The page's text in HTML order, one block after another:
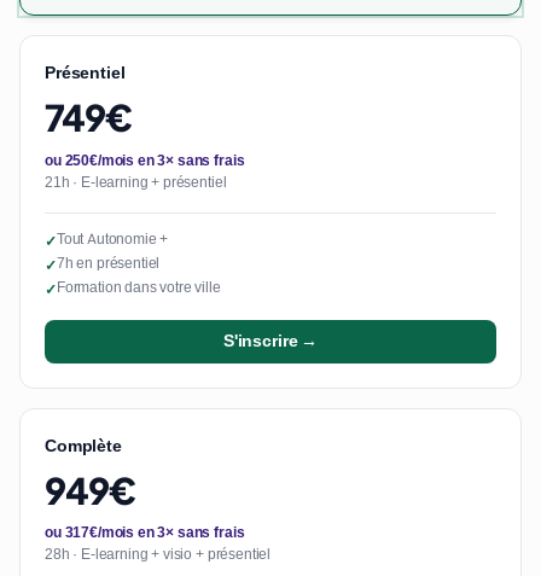
Présentiel
749€
ou 250€/mois en 3× sans frais
21h · E-learning + présentiel
✓Tout Autonomie +
✓7h en présentiel
✓Formation dans votre ville
S'inscrire →
Complète
949€
ou 317€/mois en 3× sans frais
28h · E-learning + visio + présentiel